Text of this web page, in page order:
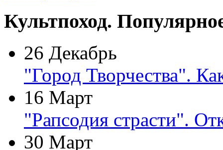
Культпоход.
26 Декабрь
"Город Творчества".
16 Март
"Рапсодия страсти".
30 Март